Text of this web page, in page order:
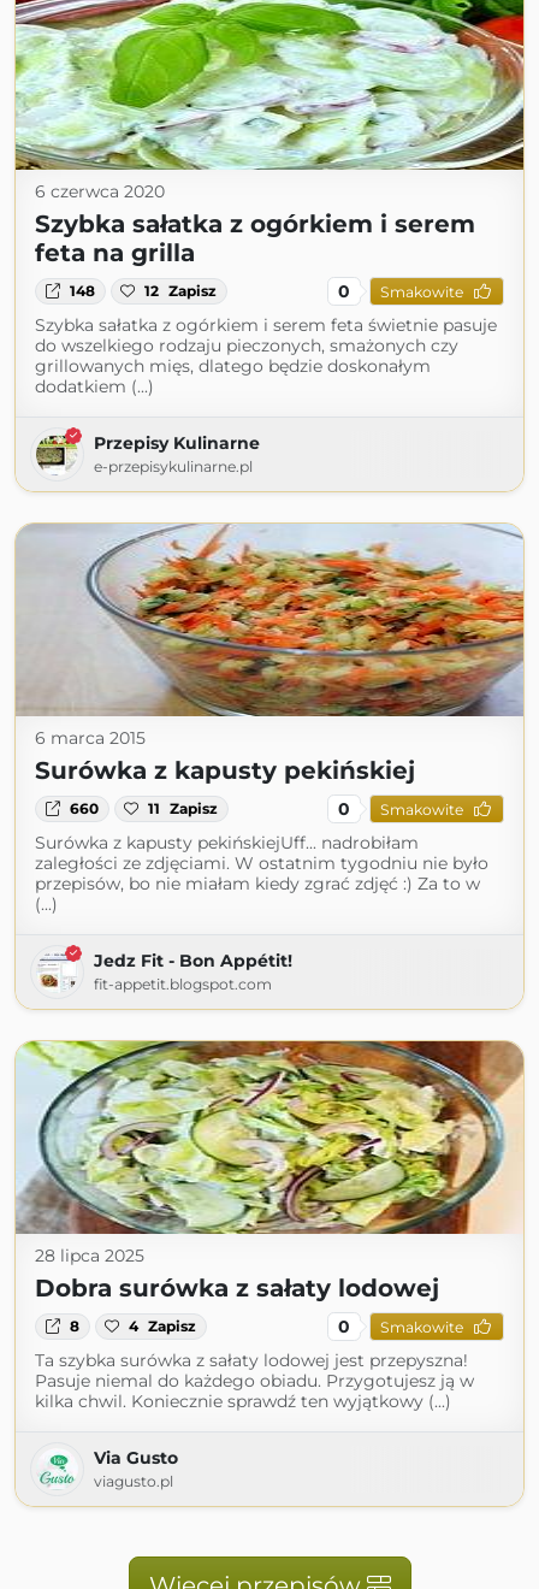
6 czerwca 2020
Szybka sałatka z ogórkiem i serem
feta na grilla
148 12 Zapisz 0 Smakowite
Szybka sałatka z ogórkiem i serem feta świetnie pasuje
do wszelkiego rodzaju pieczonych, smażonych czy
grillowanych mięs, dlatego będzie doskonałym
dodatkiem (...)
Przepisy Kulinarne
e-przepisykulinarne.pl
6 marca 2015
Surówka z kapusty pekińskiej
660 11 Zapisz 0 Smakowite
Surówka z kapusty pekińskiejUff... nadrobiłam
zaległości ze zdjęciami. W ostatnim tygodniu nie było
przepisów, bo nie miałam kiedy zgrać zdjęć :) Za to w
(...)
Jedz Fit - Bon Appétit!
fit-appetit.blogspot.com
28 lipca 2025
Dobra surówka z sałaty lodowej
8 4 Zapisz 0 Smakowite
Ta szybka surówka z sałaty lodowej jest przepyszna!
Pasuje niemal do każdego obiadu. Przygotujesz ją w
kilka chwil. Koniecznie sprawdź ten wyjątkowy (...)
Via Gusto
viagusto.pl